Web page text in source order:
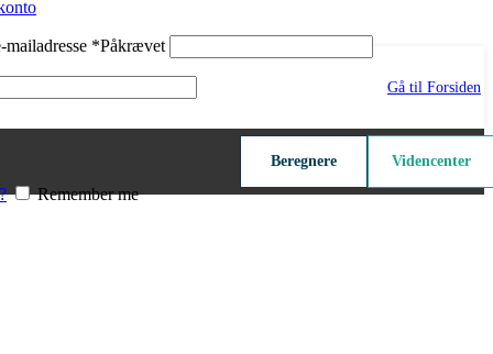
*Påkrævet
Remember me
Gå til Forsiden
Beregnere Videncenter